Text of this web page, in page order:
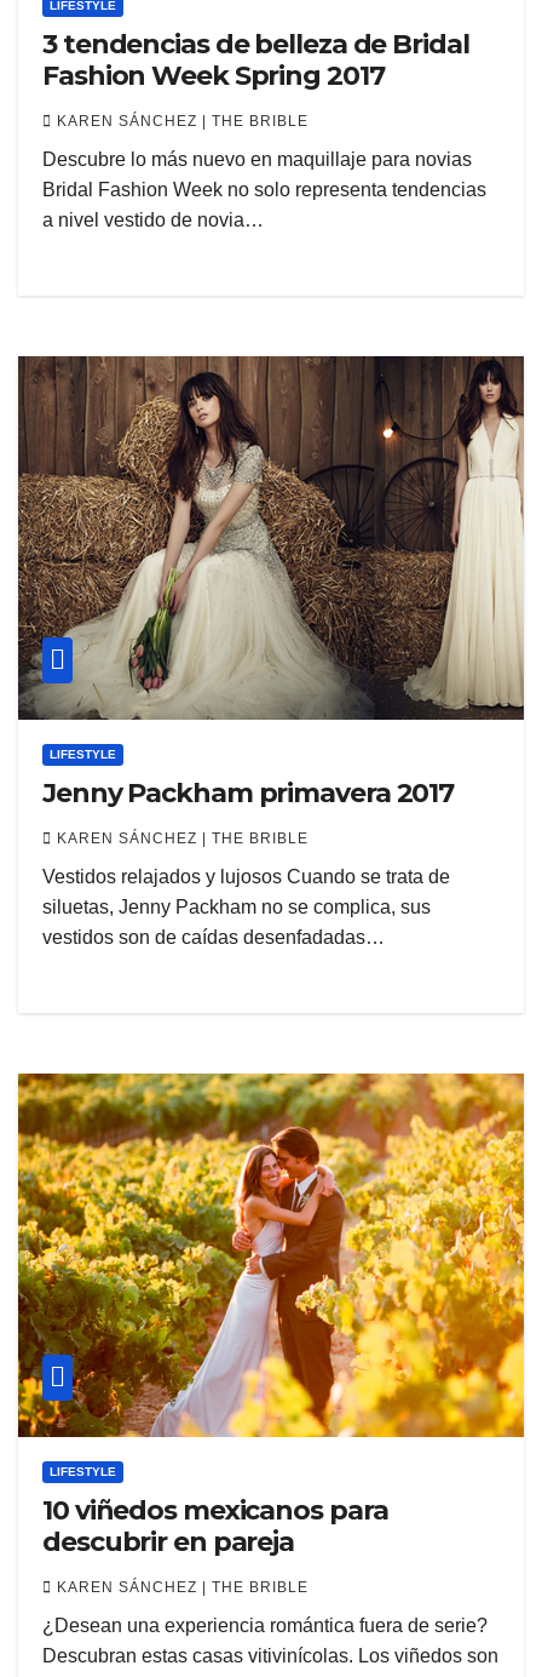
LIFESTYLE
3 tendencias de belleza de Bridal
Fashion Week Spring 2017
KAREN SÁNCHEZ | THE BRIBLE
Descubre lo más nuevo en maquillaje para novias
Bridal Fashion Week no solo representa tendencias
a nivel vestido de novia…
LIFESTYLE
Jenny Packham primavera 2017
KAREN SÁNCHEZ | THE BRIBLE
Vestidos relajados y lujosos Cuando se trata de
siluetas, Jenny Packham no se complica, sus
vestidos son de caídas desenfadadas…
LIFESTYLE
10 viñedos mexicanos para
descubrir en pareja
KAREN SÁNCHEZ | THE BRIBLE
¿Desean una experiencia romántica fuera de serie?
Descubran estas casas vitivinícolas. Los viñedos son